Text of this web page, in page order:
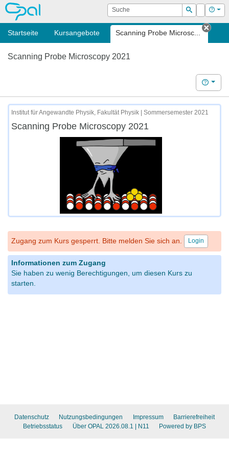
OPAL Suche
Suchen
Login Hilfe
Startseite Kursangebote Scanning Probe Microsc...
Tab
Scanning Probe Microscopy 2021
Hilfe
Institut für Angewandte Physik, Fakultät Physik | Sommersemester 2021
Scanning Probe Microscopy 2021
Zugang zum Kurs gesperrt. Bitte melden Sie sich an. Login
Informationen zum Zugang
Sie haben zu wenig Berechtigungen, um diesen Kurs zu
starten.
Datenschutz Nutzungsbedingungen Impressum
Barrierefreiheit
Betriebsstatus
Über OPAL 2026.08.1 | N11 Powered by BPS